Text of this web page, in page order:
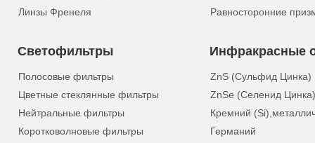
Линзы Френеля
Равносторонние
Светофильтры
Полосовые фильтры
Цветные стеклянные фильтры
Нейтральные фильтры
Коротковолновые фильтры
Инфракрасные
ZnS (Сульфид Цинка)
ZnSe (Селенид Цинка)
Кремний
Германий